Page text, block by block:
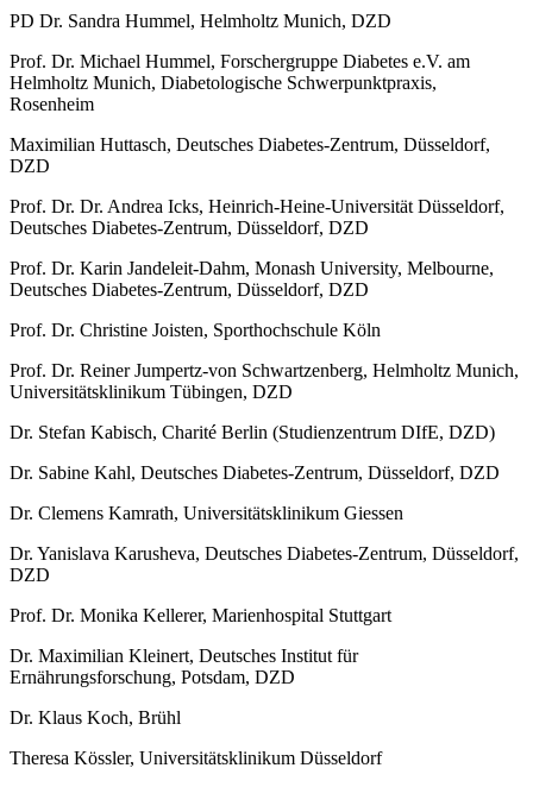
PD Dr. Sandra Hummel, Helmholtz Munich, DZD
Prof. Dr. Michael Hummel, Forschergruppe Diabetes e.V. am
Helmholtz Munich, Diabetologische Schwerpunktpraxis,
Rosenheim
Maximilian Huttasch, Deutsches Diabetes-Zentrum, Düsseldorf,
DZD
Prof. Dr. Dr. Andrea Icks, Heinrich-Heine-Universität Düsseldorf,
Deutsches Diabetes-Zentrum, Düsseldorf, DZD
Prof. Dr. Karin Jandeleit-Dahm, Monash University, Melbourne,
Deutsches Diabetes-Zentrum, Düsseldorf, DZD
Prof. Dr. Christine Joisten, Sporthochschule Köln
Prof. Dr. Reiner Jumpertz-von Schwartzenberg, Helmholtz Munich,
Universitätsklinikum Tübingen, DZD
Dr. Stefan Kabisch, Charité Berlin (Studienzentrum DIfE, DZD)
Dr. Sabine Kahl, Deutsches Diabetes-Zentrum, Düsseldorf, DZD
Dr. Clemens Kamrath, Universitätsklinikum Giessen
Dr. Yanislava Karusheva, Deutsches Diabetes-Zentrum, Düsseldorf,
DZD
Prof. Dr. Monika Kellerer, Marienhospital Stuttgart
Dr. Maximilian Kleinert, Deutsches Institut für
Ernährungsforschung, Potsdam, DZD
Dr. Klaus Koch, Brühl
Theresa Kössler, Universitätsklinikum Düsseldorf